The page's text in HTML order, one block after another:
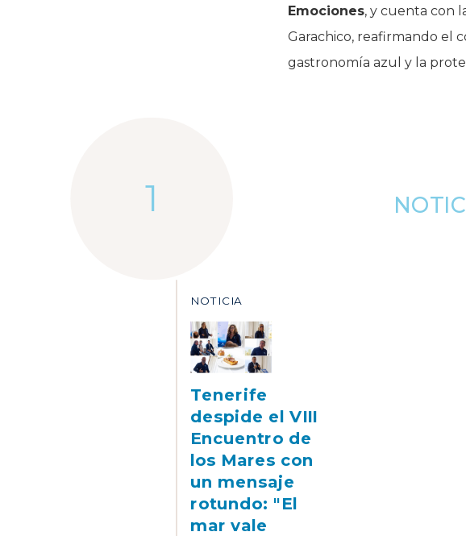
Emociones, y cuenta con
Garachico, reafirmando el
gastronomía azul y la
NOTICIA
Tenerife
despide el VIII
Encuentro de
los Mares con
un mensaje
rotundo: "El
mar vale